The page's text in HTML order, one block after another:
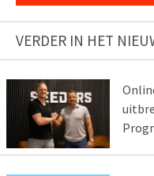
VERDER IN HET